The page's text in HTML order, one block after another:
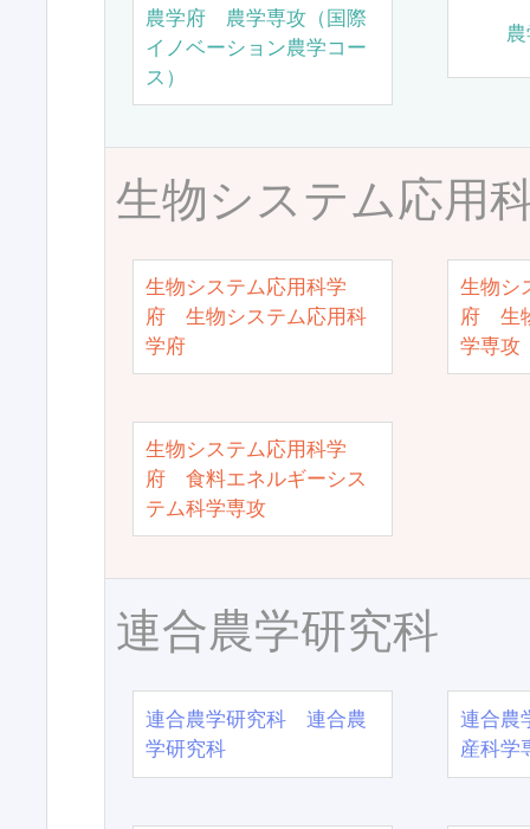
農学府 農学専攻（国際
イノベーション農学コー
ス）
生物システム応用
生物システム応用科学
府 生物システム応用科
学府
生物シ
府 生
学専攻
生物システム応用科学
府 食料エネルギーシス
テム科学専攻
連合農学研究科
連合農学研究科 連合農
学研究科
連合農
産科学